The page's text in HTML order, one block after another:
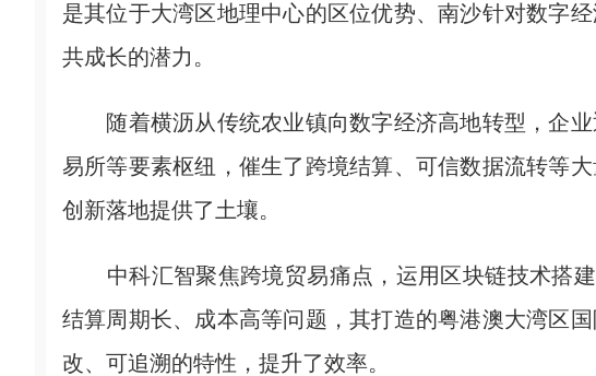
是其位于大湾区地理中心的区位优势、南沙针对数字
共成长的潜力。
随着横沥从传统农业镇向数字经济高地转型，企业
易所等要素枢纽，催生了跨境结算、可信数据流转等
创新落地提供了土壤。
中科汇智聚焦跨境贸易痛点，运用区块链技术搭建
结算周期长、成本高等问题，其打造的粤港澳大湾区
改、可追溯的特性，提升了效率。